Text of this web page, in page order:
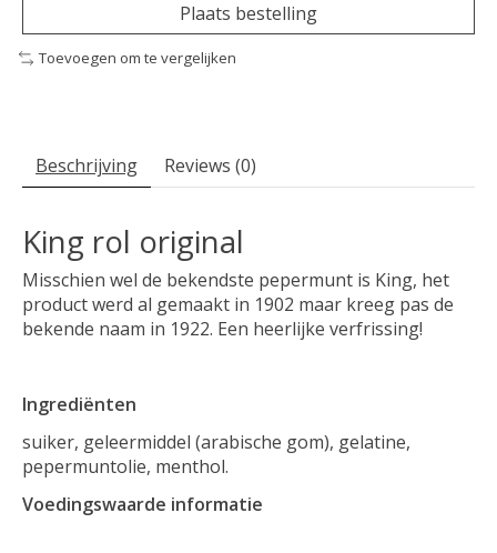
Plaats bestelling
Toevoegen om te vergelijken
Beschrijving Reviews (0)
King rol original
Misschien wel de bekendste pepermunt is King, het
product werd al gemaakt in 1902 maar kreeg pas de
bekende naam in 1922. Een heerlijke verfrissing!
Ingrediënten
suiker, geleermiddel (arabische gom), gelatine,
pepermuntolie, menthol.
Voedingswaarde informatie